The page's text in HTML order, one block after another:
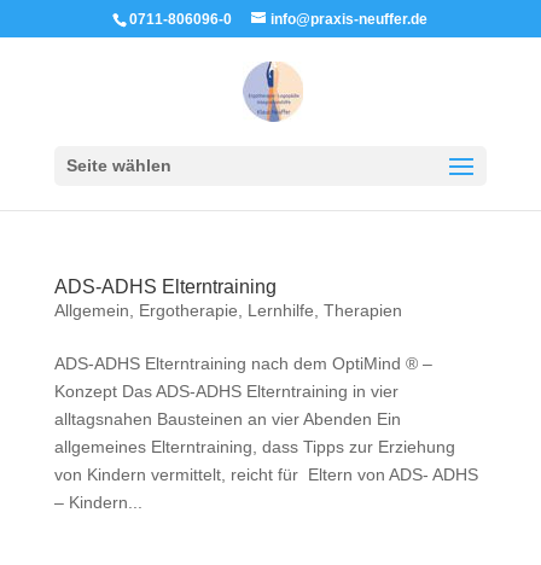
0711-806096-0 info@praxis-neuffer.de
Seite wählen
ADS-ADHS Elterntraining
Allgemein Ergotherapie Lernhilfe Therapien
ADS-ADHS Elterntraining nach dem OptiMind ® –
Konzept Das ADS-ADHS Elterntraining in vier
alltagsnahen Bausteinen an vier Abenden Ein
allgemeines Elterntraining, dass Tipps zur Erziehung
von Kindern vermittelt, reicht für Eltern von ADS- ADHS
– Kindern...